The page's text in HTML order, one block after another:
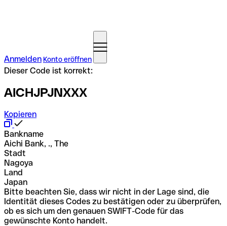
Anmelden Konto eröffnen
Dieser Code ist korrekt:
AICHJPJNXXX
Kopieren
Bankname
Aichi Bank, ., The
Stadt
Nagoya
Land
Japan
Bitte beachten Sie, dass wir nicht in der Lage sind, die
Identität dieses Codes zu bestätigen oder zu überprüfen,
ob es sich um den genauen SWIFT-Code für das
gewünschte Konto handelt.